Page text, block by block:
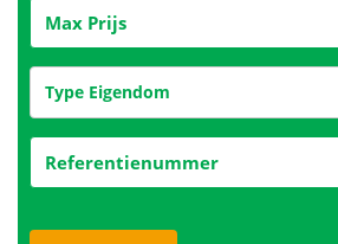
Type Eigendom